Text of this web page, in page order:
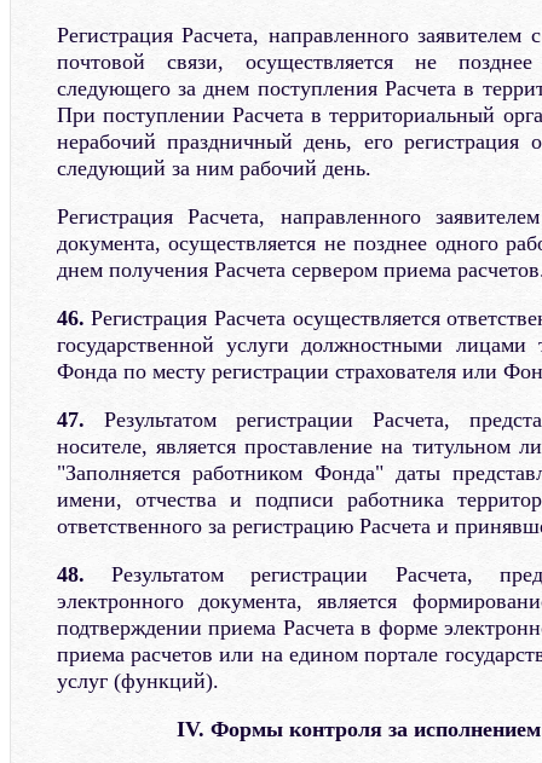
Регистрация Расчета, направленного заявителем
почтовой связи, осуществляется не
следующего за днем поступления Расчета в
При поступлении Расчета в территориальный
нерабочий праздничный день, его регистрация
следующий за ним рабочий день.
Регистрация Расчета, направленного
документа, осуществляется не позднее одного
днем получения Расчета сервером приема
46.Регистрация Расчета осуществляется
государственной услуги должностными лицами
Фонда по месту регистрации страхователя или
47. Результатом регистрации Расчета,
носителе, является проставление на титульном
"Заполняется работником Фонда" даты
имени, отчества и подписи работника
ответственного за регистрацию Расчета и
48. Результатом регистрации Расчета,
электронного документа, является
подтверждении приема Расчета в форме
приема расчетов или на едином портале
услуг (функций).
IV. Формы контроля за